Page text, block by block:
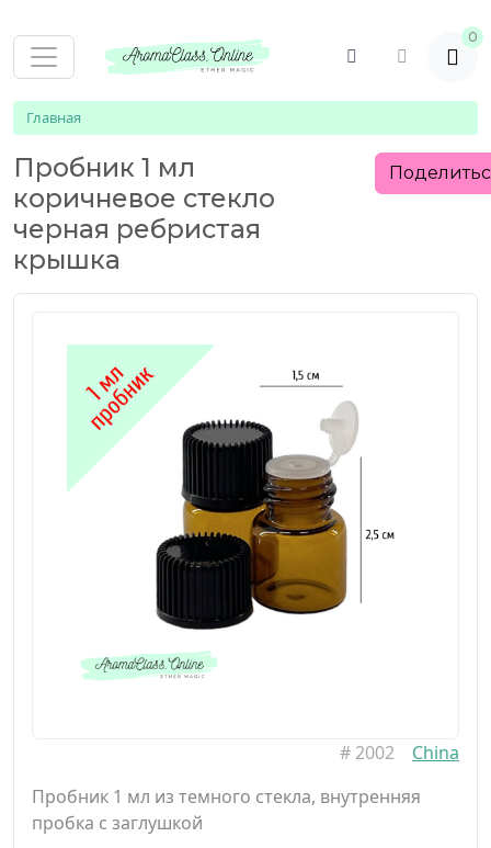
0
Главная
Пробник 1 мл
коричневое стекло
черная ребристая
крышка
# 2002
China
Пробник 1 мл из темного стекла, внутренняя
пробка с заглушкой